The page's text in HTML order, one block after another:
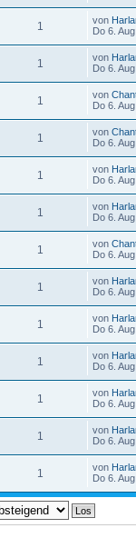
1 von
Do 6.
1 von
Do 6.
1 von
Do 6.
1 von
Do 6.
1 von
Do 6.
1 von
Do 6.
1 von
Do 6.
1 von
Do 6.
1 von
Do 6.
1 von
Do 6.
1 von
Do 6.
1 von
Do 6.
1 von
Do 6.